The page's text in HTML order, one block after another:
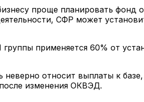
проще планировать
СФР может
применяется 60% от
относит выплаты к
изменения ОКВЭД.